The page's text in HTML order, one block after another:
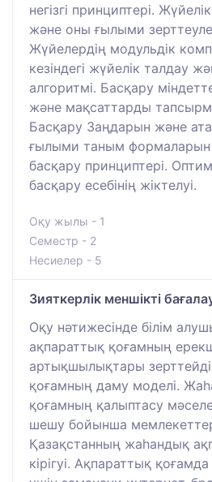
негізгі принциптері.
және оны ғылыми
Жүйелердің модульдік
кезіндегі жүйелік талдау
алгоритмі. Басқару
және мақсаттарды
Басқару Заңдарын және
ғылыми таным формаларын
басқару принциптері.
басқару есебінің жіктелуі.
Оқу жылы - 1
Семестр - 2
Несиелер - 5
Зияткерлік меншікті
Оқу нәтижесінде білім
ақпараттық қоғамның
артықшылықтары
қоғамның даму моделі.
қоғамның қалыптасу
шешу бойынша
Қазақстанның жаһандық
кірігуі. Ақпараттық